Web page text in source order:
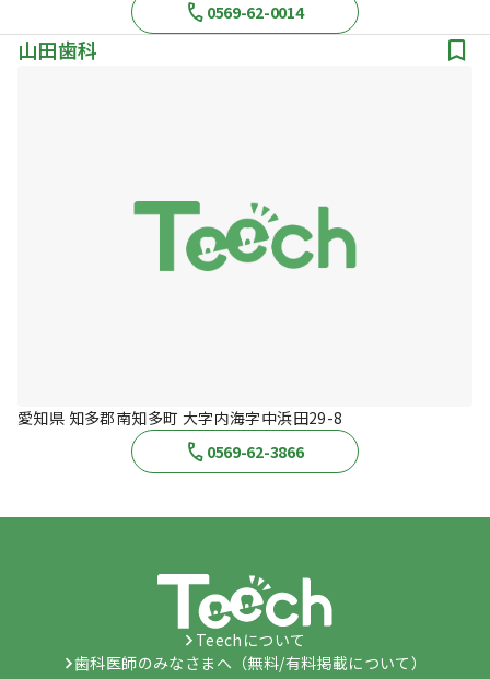
0569-62-0014
山田歯科
愛知県 知多郡南知多町 大字内海字中浜田29-8
0569-62-3866
Teechについて
歯科医師のみなさまへ（無料/有料掲載について）